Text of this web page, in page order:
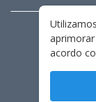
acordo